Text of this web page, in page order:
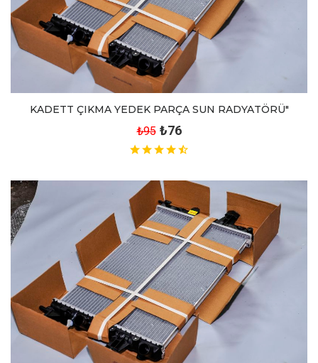
KADETT ÇIKMA YEDEK PARÇA SUN RADYATÖRÜ"
₺95 ₺76